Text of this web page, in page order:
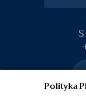
Polityka